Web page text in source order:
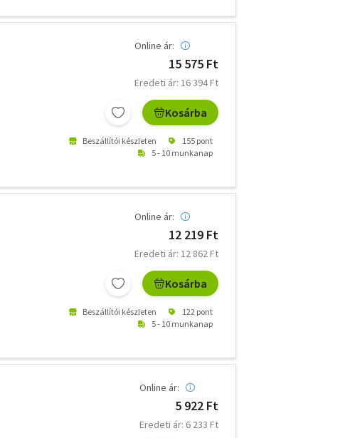
Online ár:
15 575 Ft
Eredeti ár: 16 394 Ft
Kosárba
Beszállítói készleten
155 pont
5 - 10 munkanap
Online ár:
12 219 Ft
Eredeti ár: 12 862 Ft
Kosárba
Beszállítói készleten
122 pont
5 - 10 munkanap
Online ár:
5 922 Ft
Eredeti ár: 6 233 Ft